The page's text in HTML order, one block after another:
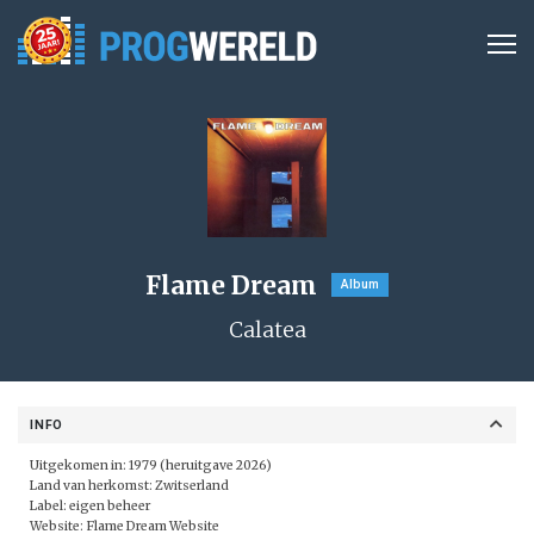
Flame Dream Album
Calatea
INFO
Uitgekomen in: 1979 (heruitgave 2026)
Land van herkomst: Zwitserland
Label: eigen beheer
Website: Flame Dream Website